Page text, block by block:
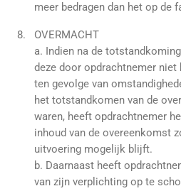
meer bedragen dan het op de
OVERMACHT
a. Indien na de
deze door opdrachtnemer
ten gevolge van
het totstandkomen van de
waren, heeft opdrachtnemer
inhoud van de overeenkomst
uitvoering mogelijk blijft.
b. Daarnaast heeft
van zijn verplichting op te